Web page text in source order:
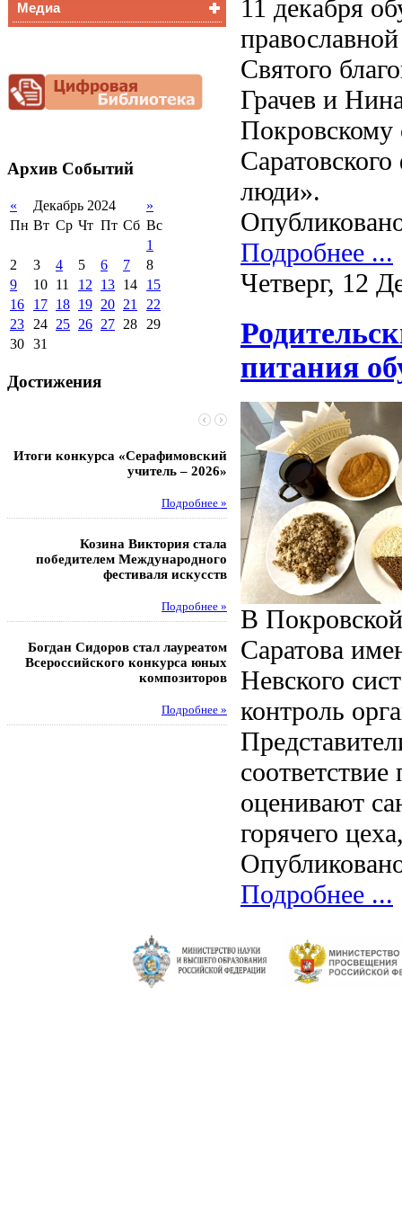
Снижение
документационной
нагрузки
Медиа
Архив Событий
« Декабрь 2024
»
Пн Вт Ср Чт Пт Сб Вс
1
2
3 4 5 6 7
8
9
10 11 12 13 14
15
16
17 18 19 20 21
22
23 24 25 26 27 28 29
30 31
Достижения
Итоги конкурса «Серафимовский
учитель – 2026»
Подробнее »
Козина Виктория стала
победителем Международного
фестиваля искусств
Подробнее »
Богдан Сидоров стал лауреатом
Всероссийского конкурса юных
композиторов
Подробнее »
Чебаненко Глеб стал
областных
Музафаров Пётр стал
турнира
Педагоги
победителями
этапа XXI
конкурса «За
подвиг
11 декабря
Святого
Грачев и
Покровскому
люди».
Подробнее ...
Четверг, 12
питания
В
Саратова
Невского
контроль
оценивают
горячего
Подробнее ...